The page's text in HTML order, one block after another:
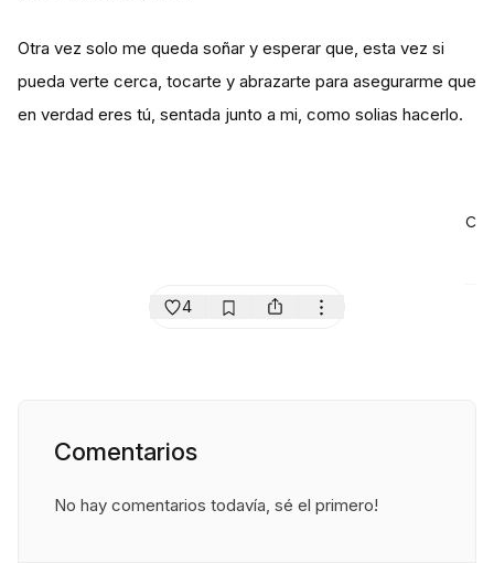
Otra vez solo me queda soñar y esperar que, esta vez si
pueda verte cerca, tocarte y abrazarte para asegurarme que
en verdad eres tú, sentada junto a mi, como solias hacerlo.
c
4
Comentarios
No hay comentarios todavía, sé el primero!